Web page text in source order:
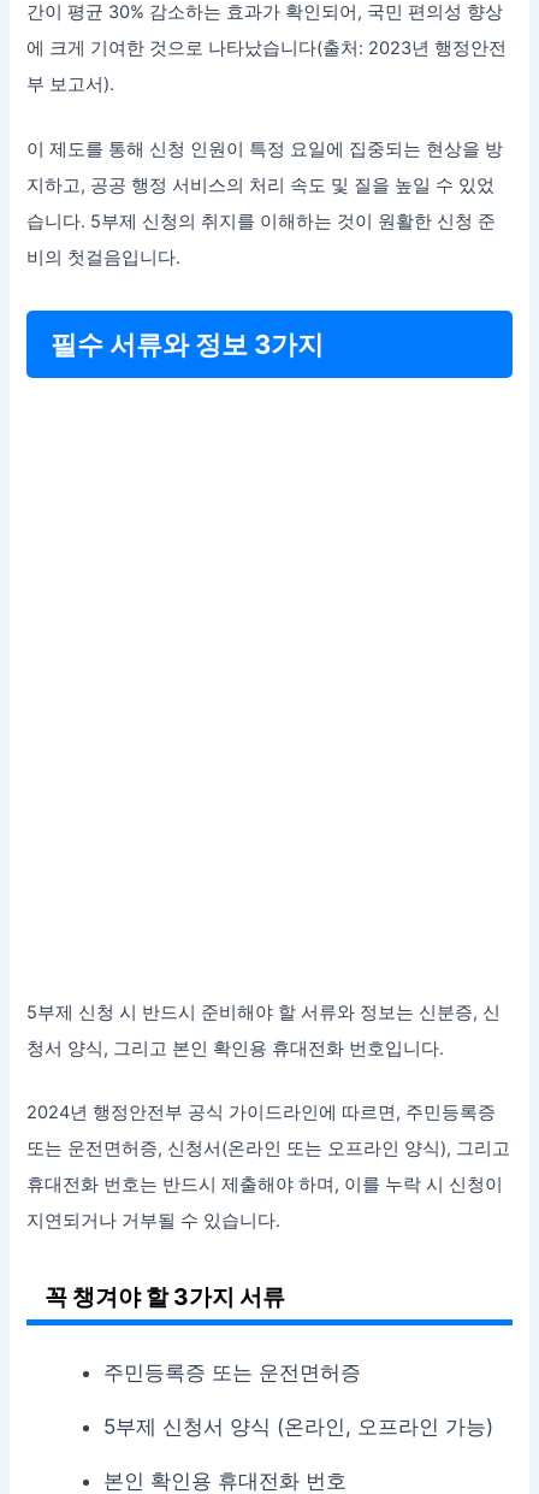
간이 평균 30% 감소하는 효과가 확인되어, 국민 편의성 향상
에 크게 기여한 것으로 나타났습니다(출처: 2023년 행정안전
부 보고서).
이 제도를 통해 신청 인원이 특정 요일에 집중되는 현상을 방
지하고, 공공 행정 서비스의 처리 속도 및 질을 높일 수 있었
습니다. 5부제 신청의 취지를 이해하는 것이 원활한 신청 준
비의 첫걸음입니다.
필수 서류와 정보 3가지
5부제 신청 시 반드시 준비해야 할 서류와 정보는 신분증, 신
청서 양식, 그리고 본인 확인용 휴대전화 번호입니다.
2024년 행정안전부 공식 가이드라인에 따르면, 주민등록증
또는 운전면허증, 신청서(온라인 또는 오프라인 양식), 그리고
휴대전화 번호는 반드시 제출해야 하며, 이를 누락 시 신청이
지연되거나 거부될 수 있습니다.
꼭 챙겨야 할 3가지 서류
주민등록증 또는 운전면허증
5부제 신청서 양식 (온라인, 오프라인 가능)
본인 확인용 휴대전화 번호